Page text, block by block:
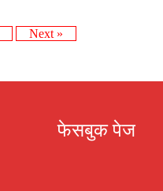
Next »
फेसबुक पेज